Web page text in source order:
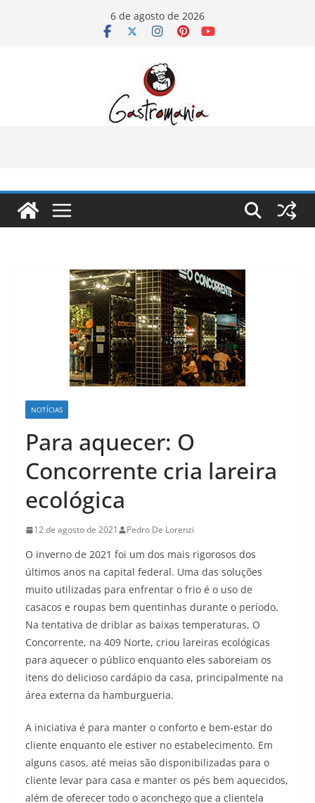
6 de agosto de 2026
NOTÍCIAS
Para aquecer: O
Concorrente cria lareira
ecológica
12 de agosto de 2021 Pedro De Lorenzi
O inverno de 2021 foi um dos mais rigorosos dos
últimos anos na capital federal. Uma das soluções
muito utilizadas para enfrentar o frio é o uso de
casacos e roupas bem quentinhas durante o período.
Na tentativa de driblar as baixas temperaturas, O
Concorrente, na 409 Norte, criou lareiras ecológicas
para aquecer o público enquanto eles saboreiam os
itens do delicioso cardápio da casa, principalmente na
área externa da hamburgueria.
A iniciativa é para manter o conforto e bem-estar do
cliente enquanto ele estiver no estabelecimento. Em
alguns casos, até meias são disponibilizadas para o
cliente levar para casa e manter os pés bem aquecidos,
além de oferecer todo o aconchego que a clientela